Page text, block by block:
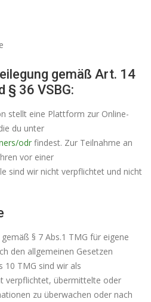
gemäß Art. 14
§ 36 VSBG:
stellt eine Plattform zur Online-
du unter
odr findest. Zur Teilnahme an
vor einer
sind wir nicht verpflichtet und nicht
§ 7 Abs.1 TMG für eigene
den allgemeinen Gesetzen
10 TMG sind wir als
verpflichtet, übermittelte oder
zu überwachen oder nach